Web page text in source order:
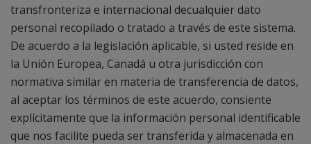
transfronteriza e internacional decualquier dato
personal recopilado o tratado a través de este sistema.
De acuerdo a la legislación aplicable, si usted reside en
la Unión Europea, Canadá u otra jurisdicción con
normativa similar en materia de transferencia de datos,
al aceptar los términos de este acuerdo, consiente
explícitamente que la información personal identificable
que nos facilite pueda ser transferida y almacenada en